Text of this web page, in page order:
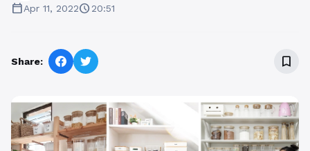
calendar_todayApr 11, 2022schedule20:51
Share: bookmark_border